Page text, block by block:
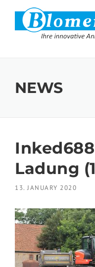
Skip to content
NEWS
Ladung
13. JANUARY 2020